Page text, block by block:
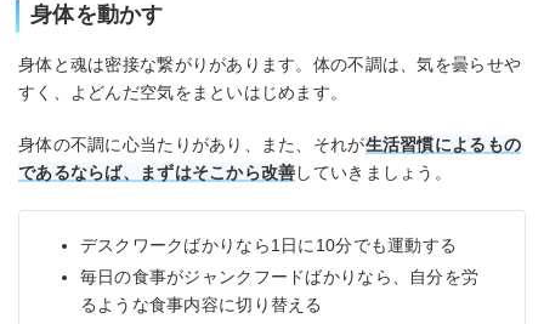
身体を動かす
身体と魂は密接な繋がりがあります。体の不調は、気を曇らせや
すく、よどんだ空気をまといはじめます。
身体の不調に心当たりがあり、また、それが生活習慣によるもの
であるならば、まずはそこから改善していきましょう。
デスクワークばかりなら1日に10分でも運動する
毎日の食事がジャンクフードばかりなら、自分を労
るような食事内容に切り替える